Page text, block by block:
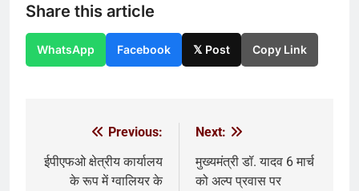
Share this article
WhatsApp Facebook 𝕏 Post Copy Link
navigation
Previous:
ईपीएफओ क्षेत्रीय कार्यालय
के रूप में ग्वालियर के
Next:
मुख्यमंत्री डॉ. यादव 6 मार्च
को अल्प प्रवास पर